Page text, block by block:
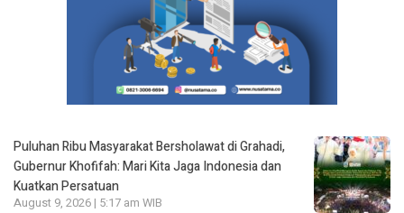
Puluhan Ribu Masyarakat Bersholawat di Grahadi,
Gubernur Khofifah: Mari Kita Jaga Indonesia dan
Kuatkan Persatuan
August 9, 2026 | 5:17 am WIB